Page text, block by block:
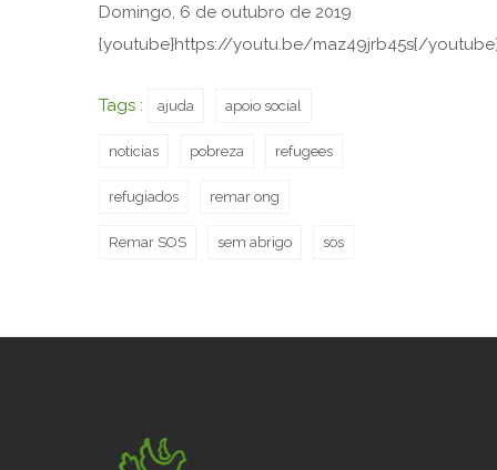
Domingo, 6 de outubro de 2019
{youtube}https://youtu.be/maz49jrb45s{/
Tags : ajuda apoio social
noticias pobreza refugees
refugiados remar ong
Remar SOS sem abrigo sos